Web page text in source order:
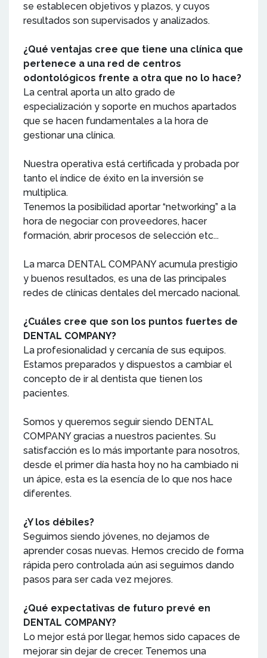
se establecen objetivos y plazos, y cuyos
resultados son supervisados y analizados.
¿Qué ventajas cree que tiene una clínica que
pertenece a una red de centros
odontológicos frente a otra que no lo hace?
La central aporta un alto grado de
especialización y soporte en muchos apartados
que se hacen fundamentales a la hora de
gestionar una clínica.
Nuestra operativa está certificada y probada por
tanto el índice de éxito en la inversión se
multiplica.
Tenemos la posibilidad aportar “networking” a la
hora de negociar con proveedores, hacer
formación, abrir procesos de selección etc...
La marca DENTAL COMPANY acumula prestigio
y buenos resultados, es una de las principales
redes de clínicas dentales del mercado nacional.
¿Cuáles cree que son los puntos fuertes de
DENTAL COMPANY?
La profesionalidad y cercanía de sus equipos.
Estamos preparados y dispuestos a cambiar el
concepto de ir al dentista que tienen los
pacientes.
Somos y queremos seguir siendo DENTAL
COMPANY gracias a nuestros pacientes. Su
satisfacción es lo más importante para nosotros,
desde el primer día hasta hoy no ha cambiado ni
un ápice, esta es la esencía de lo que nos hace
diferentes.
¿Y los débiles?
Seguimos siendo jóvenes, no dejamos de
aprender cosas nuevas. Hemos crecido de forma
rápida pero controlada aún asi seguimos dando
pasos para ser cada vez mejores.
¿Qué expectativas de futuro prevé en
DENTAL COMPANY?
Lo mejor está por llegar, hemos sido capaces de
mejorar sin dejar de crecer. Tenemos una